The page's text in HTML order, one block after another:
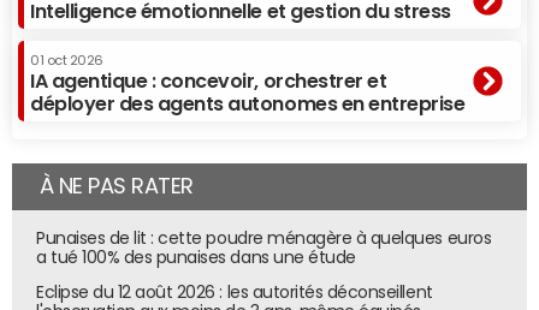
Intelligence émotionnelle et gestion du stress
01 oct 2026
IA agentique : concevoir, orchestrer et
déployer des agents autonomes en entreprise
À NE PAS RATER
Punaises de lit : cette poudre ménagère à quelques euros
a tué 100% des punaises dans une étude
Eclipse du 12 août 2026 : les autorités déconseillent